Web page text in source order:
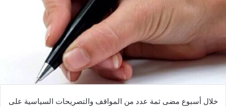
خلال أسبوع مضى ثمة عدد من المواقف والتصريحات السياسية على